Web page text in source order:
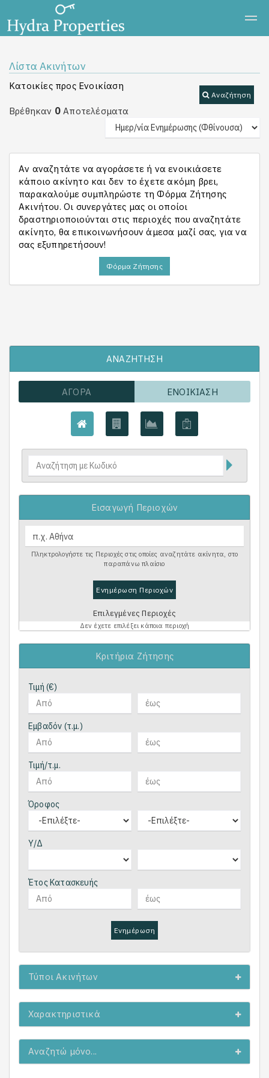
Λίστα Ακινήτων
Αναζήτηση
Κατοικίες προς Ενοικίαση
Βρέθηκαν 0 Αποτελέσματα
Αν αναζητάτε να αγοράσετε ή να ενοικιάσετε
κάποιο ακίνητο και δεν το έχετε ακόμη βρει,
παρακαλούμε συμπληρώστε τη Φόρμα Ζήτησης
Ακινήτου. Οι συνεργάτες μας οι οποίοι
δραστηριοποιούνται στις περιοχές που αναζητάτε
ακίνητο, θα επικοινωνήσουν άμεσα μαζί σας, για να
σας εξυπηρετήσουν!
Φόρμα Ζήτησης
ΑΝΑΖΉΤΗΣΗ
ΑΓΟΡΆ ΕΝΟΙΚΊΑΣΗ
Εισαγωγή Περιοχών
Πληκτρολογήστε τις Περιοχές στις οποίες αναζητάτε ακίνητα, στο
παραπάνω πλαίσιο
Ενημέρωση Περιοχών
Επιλεγμένες Περιοχές
Δεν έχετε επιλέξει κάποια περιοχή
Κριτήρια Ζήτησης
Τιμή (€)
Εμβαδόν (τ.μ.)
Τιμή/τ.μ.
Όροφος
Υ/Δ
Έτος Κατασκευής
Ενημέρωση
Τύποι Ακινήτων
Χαρακτηριστικά
Αναζητώ μόνο...